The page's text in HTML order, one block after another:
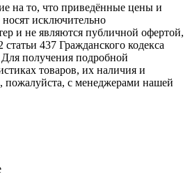
на то, что приведённые цены и
носят исключительно
и не являются публичной офертой,
437 Гражданского кодекса
получения подробной
товаров, их наличия и
пожалуйста, с менеджерами нашей